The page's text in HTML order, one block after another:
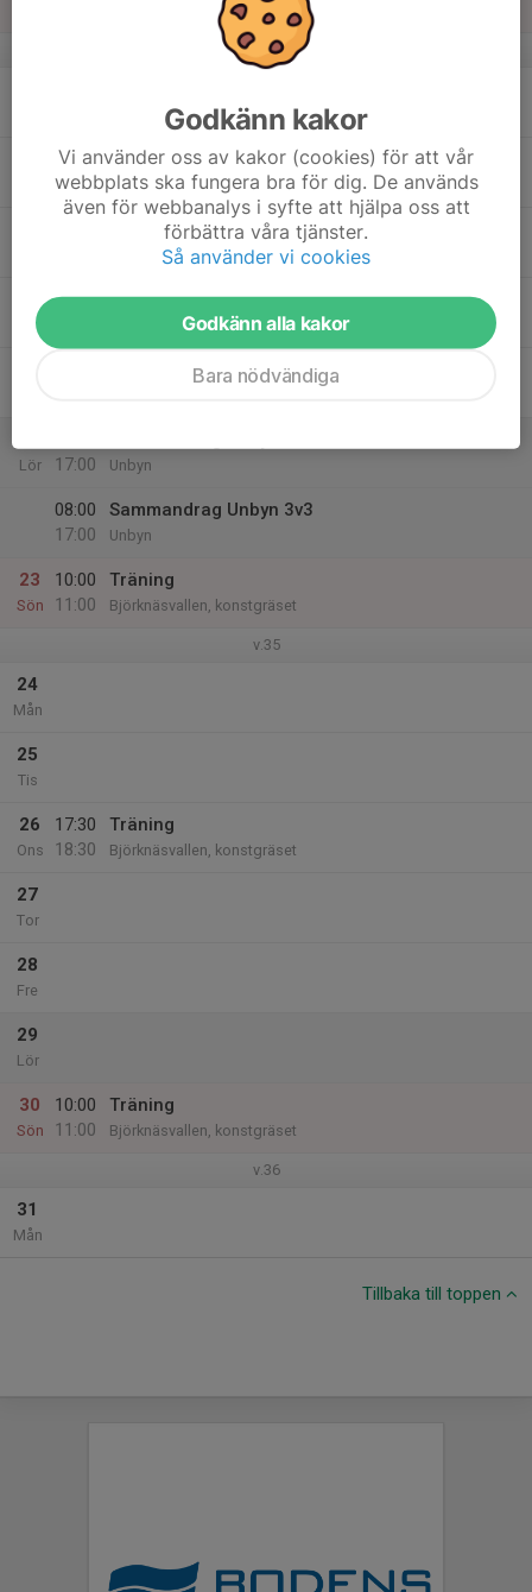
Björknäsvallen, konstgräset
v.34
Träning
Björknäsvallen, konstgräset
Tor
Lör
17:00
Unbyn
08:00
17:00
Sammandrag Unbyn 3v3
Unbyn
23
Sön
10:00
11:00
Träning
Björknäsvallen, konstgräset
v.35
24
Mån
25
Tis
26
Ons
17:30
18:30
Träning
Björknäsvallen, konstgräset
27
Tor
28
Fre
29
Lör
30
Sön
10:00
11:00
Träning
Björknäsvallen, konstgräset
v.36
31
Mån
Tillbaka till toppen
Godkänn kakor
Vi använder oss av kakor (cookies) för att vår
webbplats ska fungera bra för dig. De används
även för webbanalys i syfte att hjälpa oss att
förbättra våra tjänster.
Så använder vi cookies
Godkänn alla kakor
Bara nödvändiga